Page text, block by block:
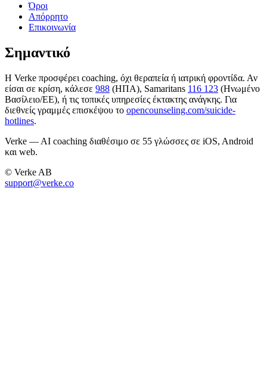
Όροι
Απόρρητο
Επικοινωνία
Σημαντικό
Η Verke προσφέρει coaching, όχι θεραπεία ή ιατρική φροντίδα. Αν
είσαι σε κρίση, κάλεσε 988 (ΗΠΑ), Samaritans 116 123 (Ηνωμένο
Βασίλειο/ΕΕ), ή τις τοπικές υπηρεσίες έκτακτης ανάγκης. Για
διεθνείς γραμμές επισκέψου το opencounseling.com/suicide-
hotlines.
Verke — AI coaching διαθέσιμο σε 55 γλώσσες σε iOS, Android
και web.
© Verke AB
support@verke.co